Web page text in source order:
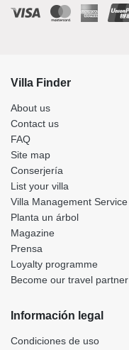
Villa Finder
About us
Contact us
FAQ
Site map
Conserjería
List your villa
Villa Management Service
Planta un árbol
Magazine
Prensa
Loyalty programme
Become our travel partner
Información legal
Condiciones de uso